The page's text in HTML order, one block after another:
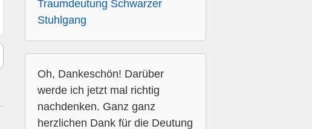
Traumdeutung Schwarzer
Stuhlgang
Oh, Dankeschön! Darüber
werde ich jetzt mal richtig
nachdenken. Ganz ganz
herzlichen Dank für die Deutung